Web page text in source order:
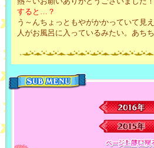
すると…？
う～んちょっともやがかかっていて見
人がお風呂に入っているみたい。あち
MENU
2016年
2015年